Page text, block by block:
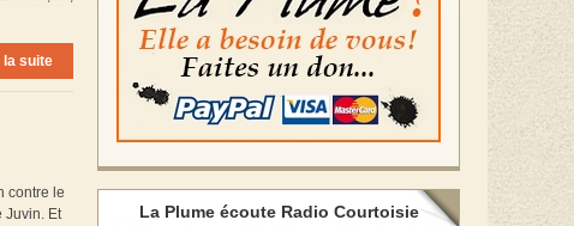
la suite
contre le
Juvin. Et
La Plume écoute Radio Courtoisie